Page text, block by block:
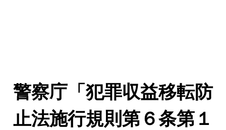
警察庁「犯罪収益移転防
止法施行規則第６条第１